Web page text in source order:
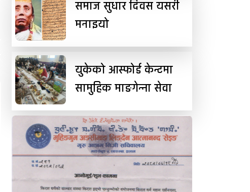
समाज सुधार दिवस यसरी
मनाइयो
युकेको आस्फोर्ड केन्टमा
सामुहिक माङगेन्ना सेवा